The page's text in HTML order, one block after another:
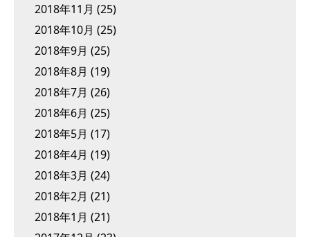
2018年11月 (25)
2018年10月 (25)
2018年9月 (25)
2018年8月 (19)
2018年7月 (26)
2018年6月 (25)
2018年5月 (17)
2018年4月 (19)
2018年3月 (24)
2018年2月 (21)
2018年1月 (21)